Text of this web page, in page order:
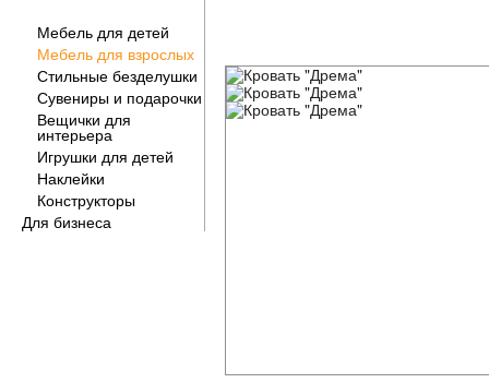
Мебель для детей
Мебель для взрослых
Стильные безделушки
Сувениры и подарочки
Вещички для
интерьера
Игрушки для детей
Наклейки
Конструкторы
Для бизнеса